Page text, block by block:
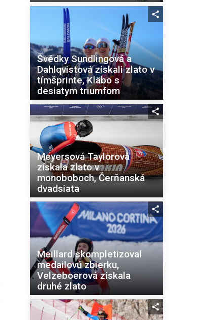
Švédky Sundlingová a
Dahlqvistová získali zlato v
tímšprinte, Kläbo s
desiatym triumfom
Meyersová Taylorová
získala zlato v
monoboboch, Čerňanská
dvadsiata
Meillard skompletizoval
medailovú zbierku,
Velzeboerová získala
druhé zlato